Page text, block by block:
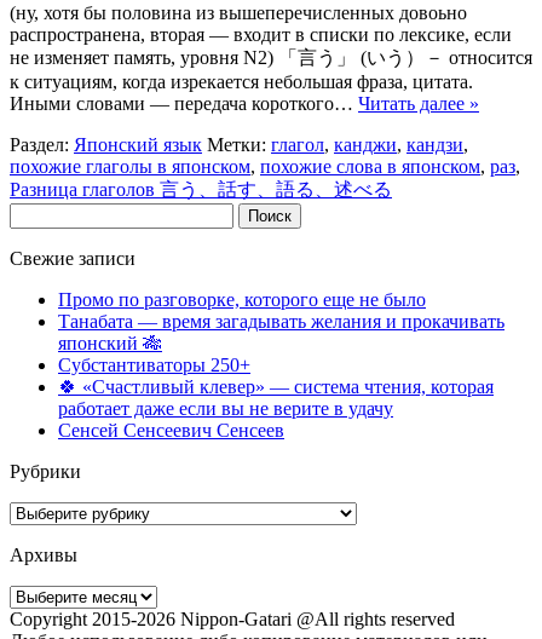
(ну, хотя бы половина из вышеперечисленных довоьно
распространена, вторая — входит в списки по лексике, если
не изменяет память, уровня N2) 「言う」 (いう）－ относится
к ситуациям, когда изрекается небольшая фраза, цитата.
Иными словами — передача короткого… Читать далее »
Раздел: Японский язык Метки: глагол, канджи, кандзи,
похожие глаголы в японском, похожие слова в японском, раз,
Разница глаголов 言う、話す、語る、述べる
Свежие записи
Промо по разговорке, которого еще не было
Танабата — время загадывать желания и прокачивать
японский 🎋
Субстантиваторы 250+
🍀 «Счастливый клевер» — система чтения, которая
работает даже если вы не верите в удачу
Сенсей Сенсеевич Сенсеев
Рубрики
Рубрики
Архивы
Архивы
Copyright 2015-2026 Nippon-Gatari @All rights reserved